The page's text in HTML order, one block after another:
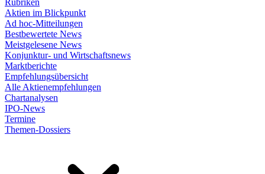
Rubriken
Aktien im Blickpunkt
Ad hoc-Mitteilungen
Bestbewertete News
Meistgelesene News
Konjunktur- und Wirtschaftsnews
Marktberichte
Empfehlungsübersicht
Alle Aktienempfehlungen
Chartanalysen
IPO-News
Termine
Themen-Dossiers